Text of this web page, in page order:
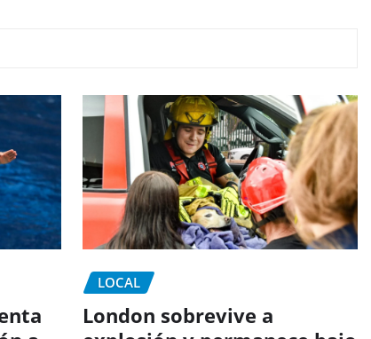
LOCAL
London sobrevive a